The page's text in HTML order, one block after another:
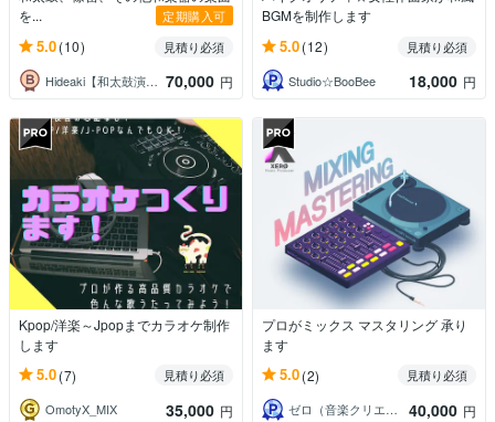
を...
定期購入可
5.0(10)
見積り必須
Hideaki【和太鼓演奏・作曲・指導】
70,000 円
BGMを制作します
5.0(12)
見積り必須
Studio☆BooBee
18,000 円
Kpop/洋楽～Jpopまでカラオケ制作
します
5.0(7)
見積り必須
OmotyX_MIX
35,000 円
プロがミックス マスタリング 承り
ます
5.0(2)
見積り必須
ゼロ（音楽クリエイター）
40,000 円